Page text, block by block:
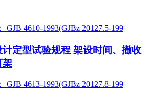
GJB 4610-1993(GJBz 20127.5-199
定型试验规程 架设时间、撤收
架
GJB 4613-1993(GJBz 20127.8-199